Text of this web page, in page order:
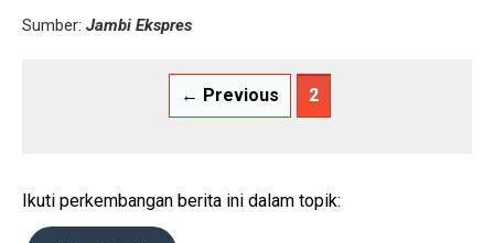
Sumber: Jambi Ekspres
← Previous 2
Ikuti perkembangan berita ini dalam topik: